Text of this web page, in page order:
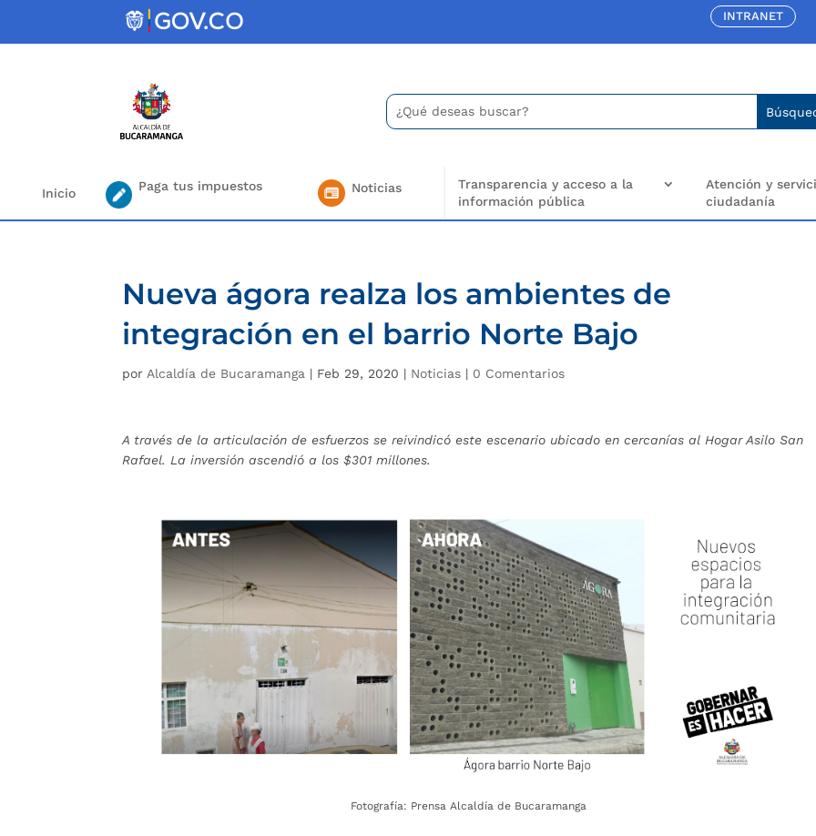
INTRANET
Buscar:
Search
for...
Inicio Paga tus impuestos Noticias
Transparencia y acceso a la
información pública
Atención y
ciudadanía
Nueva ágora realza los ambientes de
integración en el barrio Norte Bajo
por Alcaldía de Bucaramanga | Feb 29, 2020 | Noticias | 0 Comentarios
A través de la articulación de esfuerzos se reivindicó este escenario ubicado en cercanías al Hogar Asilo San
Rafael. La inversión ascendió a los $301 millones.
Fotografía: Prensa Alcaldía de Bucaramanga